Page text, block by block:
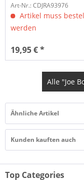
Art-Nr.: CDJRA93976
Artikel muss
werden
19,95 € *
Alle "Joe
Ähnliche Artikel
Kunden kauften auch
Top Categories